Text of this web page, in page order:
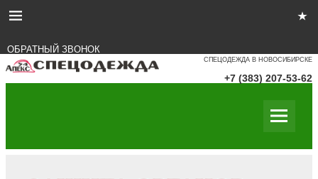
ОБРАТНЫЙ ЗВОНОК
СПЕЦОДЕЖДА В НОВОСИБИРСКЕ
+7 (383) 207-53-62